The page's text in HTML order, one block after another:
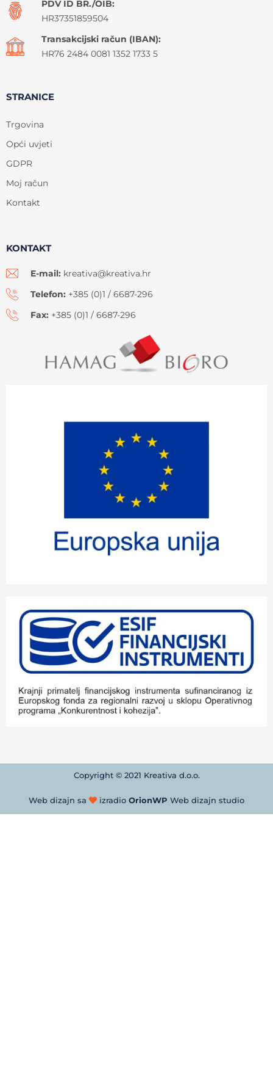
PDV ID BR./OIB:
HR37351859504
Transakcijski račun (IBAN):
HR76 2484 0081 1352 1733 5
STRANICE
Trgovina
Opći uvjeti
GDPR
Moj račun
Kontakt
KONTAKT
E-mail: kreativa@kreativa.hr
Telefon: +385 (0)1 / 6687-296
Fax: +385 (0)1 / 6687-296
Copyright © 2021 Kreativa d.o.o.
Web dizajn sa izradio OrionWP Web dizajn studio